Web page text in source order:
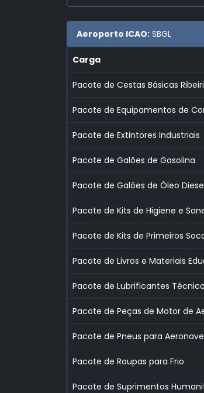
Aeroporto ICAO: SBGL
Carga
Pacote de Cestas Básicas
Pacote de Equipamentos de
Pacote de Extintores Industriais
Pacote de Galões de Gasolina
Pacote de Galões de Óleo
Pacote de Kits de Higiene e
Pacote de Kits de Primeiros
Pacote de Livros e Materiais
Pacote de Lubrificantes
Pacote de Peças de Motor de
Pacote de Pneus para
Pacote de Roupas para Frio
Pacote de Suprimentos